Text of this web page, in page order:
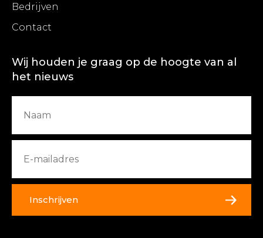
Bedrijven
Contact
Wij houden je graag op de hoogte van al
het nieuws
Inschrijven